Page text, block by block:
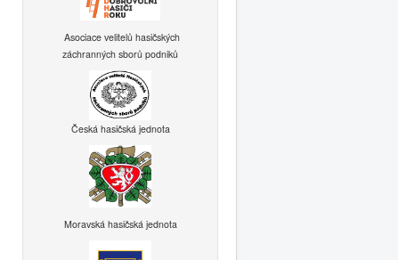
Asociace velitelů hasičských
záchranných sborů podniků
Česká hasičská jednota
Moravská hasičská jednota